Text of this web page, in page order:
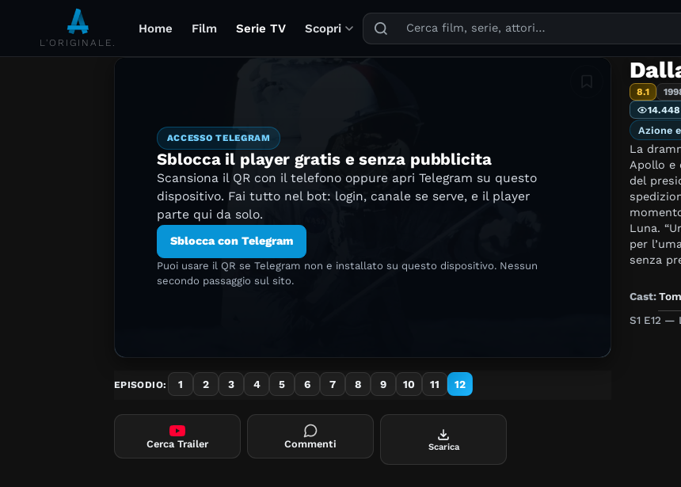
L'ORIGINALE.
Home Film Serie TV Scopri
Puoi cercare film, serie TV, attori, registi, generi e
ACCESSO TELEGRAM
Sblocca il player gratis e senza pubblicita
Scansiona il QR con il telefono oppure apri Telegram su questo
dispositivo. Fai tutto nel bot: login, canale se serve, e il player
parte qui da solo.
Sblocca con Telegram
Puoi usare il QR se Telegram non e installato su questo dispositivo. Nessun
secondo passaggio sul sito.
Aggiungi in lista
EPISODIO: 1 2 3 4 5 6 7 8 9 10 11 12
8.1
Azione
La
Apollo e
del
Luna.
per
senza
altri,
forza di
Cast:
S1 E12 —
Cerca Trailer Commenti Scarica